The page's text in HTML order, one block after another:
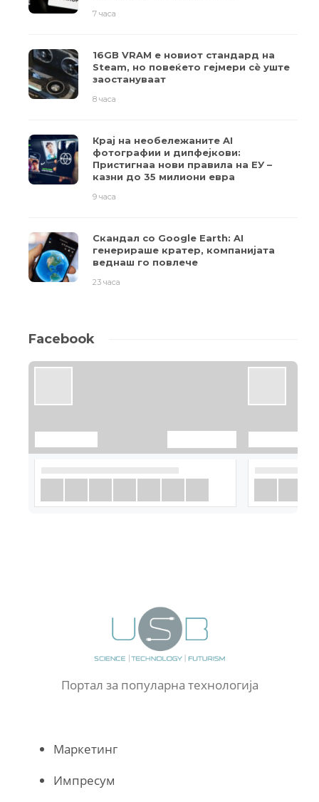
7 часа
16GB VRAM е новиот стандард на
Steam, но повеќето гејмери ​​сè уште
заостануваат
8 часа
Крај на необележаните AI
фотографии и дипфејкови:
Пристигнаа нови правила на ЕУ –
казни до 35 милиони евра
9 часа
Скандал со Google Earth: AI
генерираше кратер, компанијата
веднаш го повлече
23 часа
Facebook
Портал за популарна технологија
Маркетинг
Импресум